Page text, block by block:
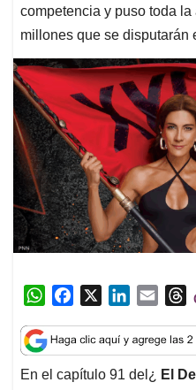
competencia y puso toda
millones que se disputarán
W
a
t
s
c
e
b
n
k
e
a
i
l
T
r
e
a
En el capítulo 91 del¿ El